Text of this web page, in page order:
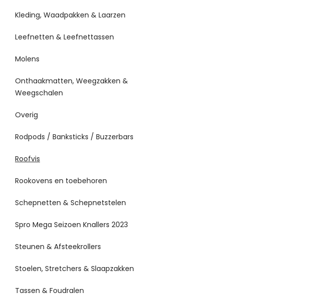
Kleding, Waadpakken & Laarzen
Leefnetten & Leefnettassen
Molens
Onthaakmatten, Weegzakken &
Weegschalen
Overig
Rodpods / Banksticks / Buzzerbars
Roofvis
Rookovens en toebehoren
Schepnetten & Schepnetstelen
Spro Mega Seizoen Knallers 2023
Steunen & Afsteekrollers
Stoelen, Stretchers & Slaapzakken
Tassen & Foudralen